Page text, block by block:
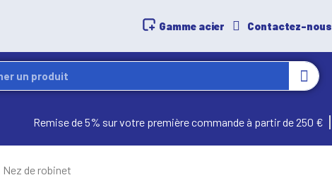
Gamme acier Contactez-nous
Remise de 5% sur votre première commande à partir de 250 €
Nez de robinet